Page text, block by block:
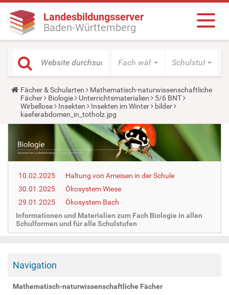
Landesbildungsserver
Baden-Württemberg
Fach wählen Schulstufe
Y
o
u
a
r
e
r
e
Fächer & Schularten
Mathematisch-naturwissenschaftliche
Fächer
Biologie Unterrichtsmaterialien
5/6 BNT
Wirbellose
Insekten Insekten im Winter
bilder
kaeferabdomen_in_totholz.jpg
10.02.2025
Haltung von Ameisen in der Schule
30.01.2025
Ökosystem Wiese
29.01.2025
Ökosystem Bach
Informationen und Materialien zum Fach Biologie in allen
Schulformen und für alle Schulstufen
Navigation
Mathematisch-naturwissenschaftliche Fächer